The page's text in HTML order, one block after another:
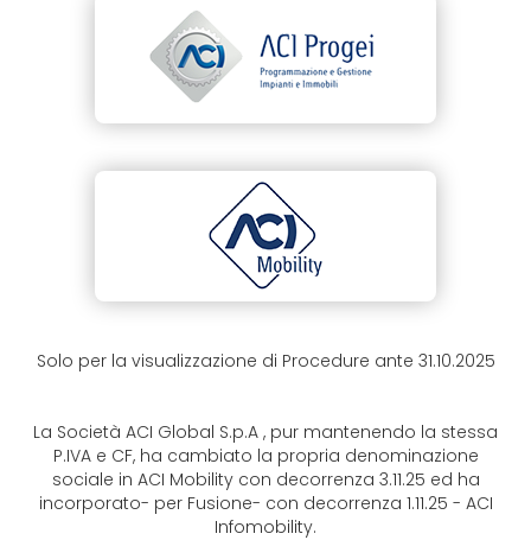
Solo per la visualizzazione di Procedure ante 31.10.2025
La Società ACI Global S.p.A , pur mantenendo la stessa
P.IVA e CF, ha cambiato la propria denominazione
sociale in ACI Mobility con decorrenza 3.11.25 ed ha
incorporato- per Fusione- con decorrenza 1.11.25 - ACI
Infomobility.